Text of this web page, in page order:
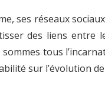
ses réseaux
des liens entre
tous
sur l’évolution de